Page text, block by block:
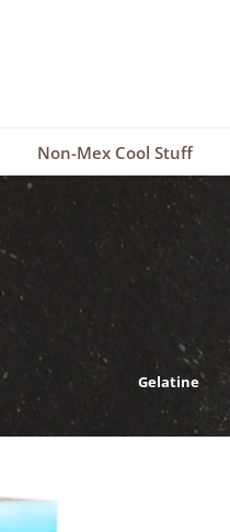
Non-Mex Cool Stuff
Gelatine